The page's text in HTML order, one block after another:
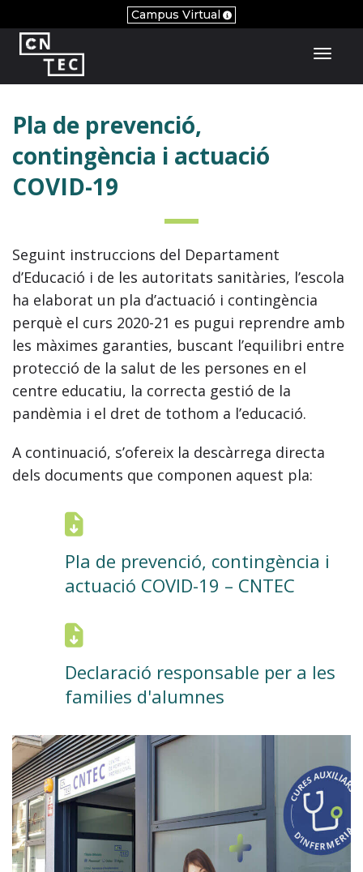
Campus Virtual
Pla de prevenció,
contingència i actuació
COVID-19
Seguint instruccions del Departament
d’Educació i de les autoritats sanitàries, l’escola
ha elaborat un pla d’actuació i contingència
perquè el curs 2020-21 es pugui reprendre amb
les màximes garanties, buscant l’equilibri entre
protecció de la salut de les persones en el
centre educatiu, la correcta gestió de la
pandèmia i el dret de tothom a l’educació.
A continuació, s’ofereix la descàrrega directa
dels documents que componen aquest pla:
Pla de prevenció, contingència i
actuació COVID-19 – CNTEC
Declaració responsable per a les
families d'alumnes